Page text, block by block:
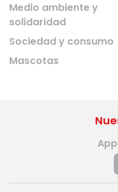
Medio ambiente y
solidaridad
Sociedad y consumo
Mascotas